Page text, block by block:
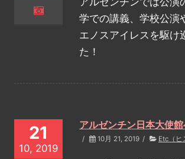
学での講義、学校公演
エノスアイレスを駆け
た！
21
10, 2019
アルゼンチン日本大使
/ 10月 21, 2019 / Etc（ヒ